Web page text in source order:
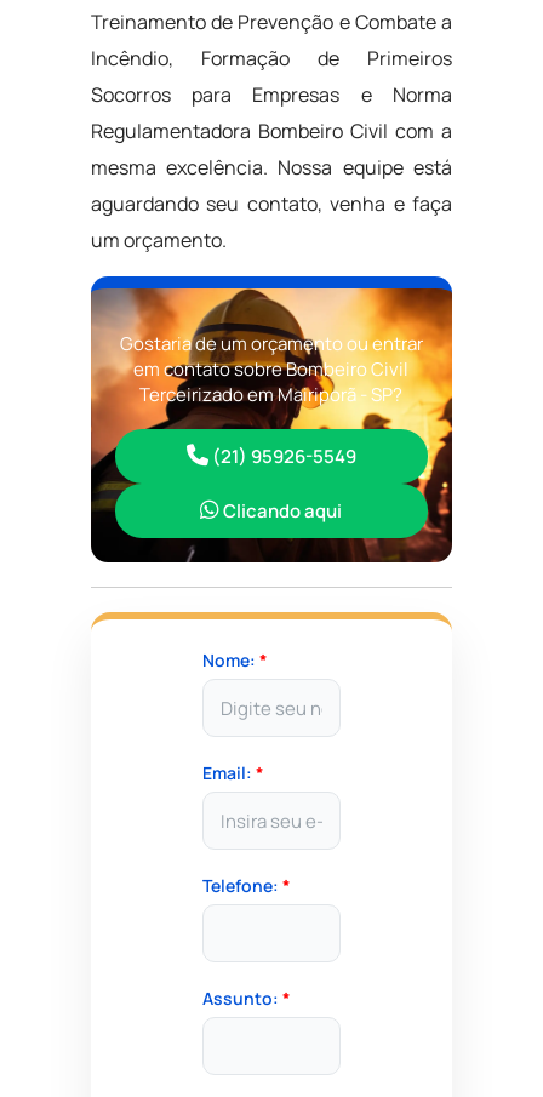
Treinamento de Prevenção e Combate a
Incêndio, Formação de Primeiros
Socorros para Empresas e Norma
Regulamentadora Bombeiro Civil com a
mesma excelência. Nossa equipe está
aguardando seu contato, venha e faça
um orçamento.
Gostaria de um orçamento ou entrar
em contato sobre Bombeiro Civil
Terceirizado em Mairiporã - SP?
(21) 95926-5549
Clicando aqui
Nome: *
Email: *
Telefone: *
Assunto: *